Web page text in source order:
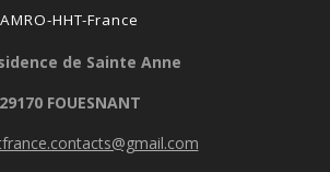
AMRO-HHT-France
de Sainte Anne
29170 FOUESNANT